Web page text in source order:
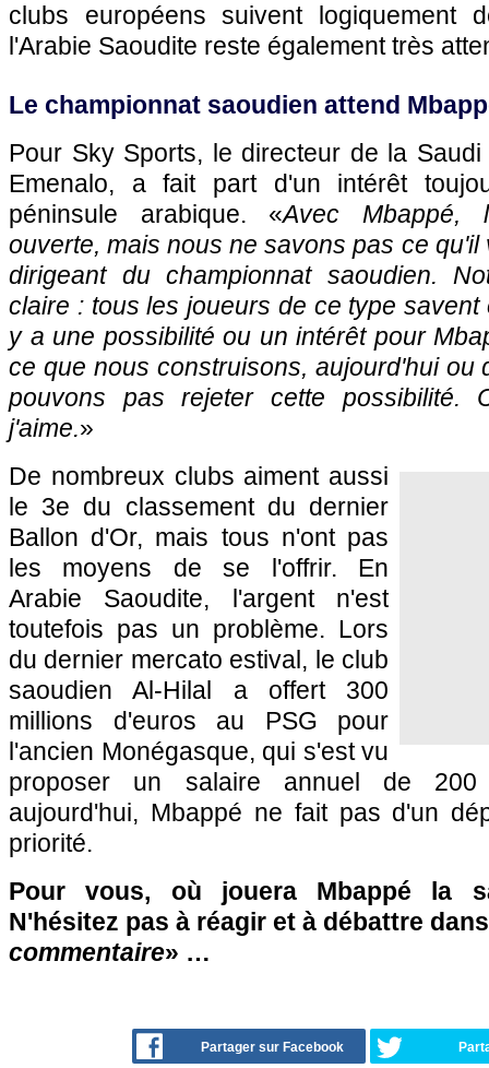
clubs européens suivent logiquement
l'Arabie Saoudite reste également très
Le championnat saoudien attend
Pour Sky Sports, le directeur de la
Emenalo, a fait part d'un intérêt
péninsule arabique. «Avec Mbappé,
ouverte, mais nous ne savons pas ce qu'il
dirigeant du championnat saoudien.
claire : tous les joueurs de ce type savent
y a une possibilité ou un intérêt pour
ce que nous construisons, aujourd'hui ou
pouvons pas rejeter cette possibilité.
j'aime.»
De nombreux clubs aiment aussi
le 3e du classement du dernier
Ballon d'Or, mais tous n'ont pas
les moyens de se l'offrir. En
Arabie Saoudite, l'argent n'est
toutefois pas un problème. Lors
du dernier mercato estival, le club
saoudien Al-Hilal a offert 300
millions d'euros au PSG pour
l'ancien Monégasque, qui s'est vu
proposer un salaire annuel de
aujourd'hui, Mbappé ne fait pas d'un
priorité.
Pour vous, où jouera Mbappé la
N'hésitez pas à réagir et à débattre
commentaire» …
Partager sur Facebook